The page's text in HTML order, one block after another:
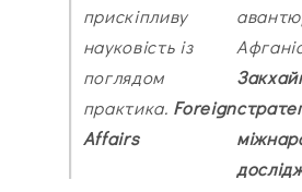
прискіпливу
науковість із
поглядом
практика. Foreign
Affairs